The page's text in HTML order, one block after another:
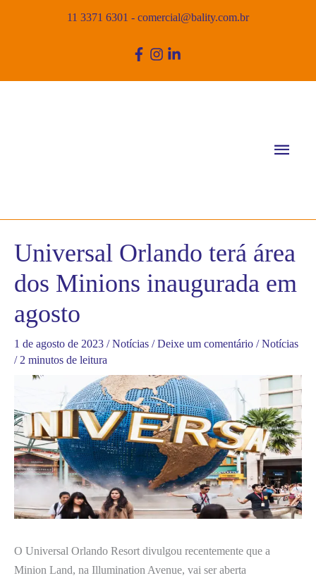
11 3371 6301 - comercial@bality.com.br
Universal Orlando terá área
dos Minions inaugurada em
agosto
1 de agosto de 2023 /Notícias /Deixe um comentário /Notícias
/ 2 minutos de leitura
O Universal Orlando Resort divulgou recentemente que a
Minion Land, na Illumination Avenue, vai ser aberta